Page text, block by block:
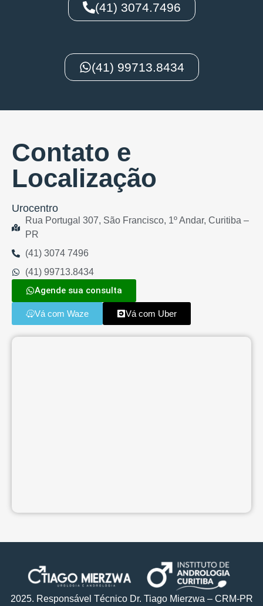
(41) 3074.7496
(41) 99713.8434
Contato e
Localização
Urocentro
Rua Portugal 307, São Francisco, 1º Andar, Curitiba –
PR
(41) 3074 7496
(41) 99713.8434
Agende sua consulta
Vá com Waze Vá com Uber
2025. Responsável Técnico Dr. Tiago Mierzwa – CRM-PR